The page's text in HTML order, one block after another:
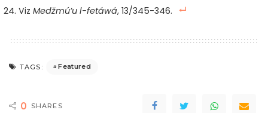
Viz Medžmú’u l-fetáwá, 13/345-346.
TAGS: Featured
0 SHARES